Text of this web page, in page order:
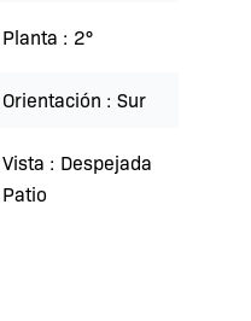
Planta 2°
Orientación Sur
Vista
Despejada
Patio